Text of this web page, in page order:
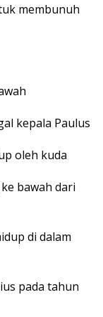
membunuh
kepala Paulus
oleh kuda
bawah dari
di dalam
pada tahun